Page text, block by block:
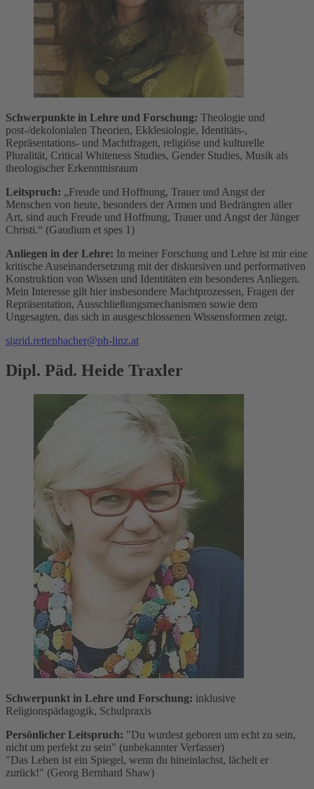
Schwerpunkte in Lehre und Forschung: Theologie und
post-/dekolonialen Theorien, Ekklesiologie, Identitäts-,
Repräsentations- und Machtfragen, religiöse und kulturelle
Pluralität, Critical Whiteness Studies, Gender Studies, Musik als
theologischer Erkenntnisraum
Leitspruch: „Freude und Hoffnung, Trauer und Angst der
Menschen von heute, besonders der Armen und Bedrängten aller
Art, sind auch Freude und Hoffnung, Trauer und Angst der Jünger
Christi.“ (Gaudium et spes 1)
Anliegen in der Lehre: In meiner Forschung und Lehre ist mir eine
kritische Auseinandersetzung mit der diskursiven und performativen
Konstruktion von Wissen und Identitäten ein besonderes Anliegen.
Mein Interesse gilt hier insbesondere Machtprozessen, Fragen der
Repräsentation, Ausschließungsmechanismen sowie dem
Ungesagten, das sich in ausgeschlossenen Wissensformen zeigt.
sigrid.rettenbacher@ph-linz.at
Dipl. Päd. Heide Traxler
Schwerpunkt in Lehre und Forschung: inklusive
Religionspädagogik, Schulpraxis
Persönlicher Leitspruch: "Du wurdest geboren um echt zu sein,
nicht um perfekt zu sein" (unbekannter Verfasser)
"Das Leben ist ein Spiegel, wenn du hineinlachst, lächelt er
zurück!" (Georg Bernhard Shaw)